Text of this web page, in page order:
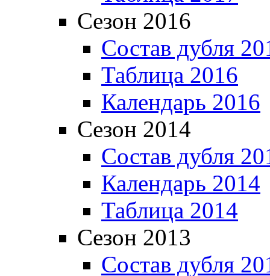
Сезон 2016
Состав дубля
Таблица 2016
Календарь 2016
Сезон 2014
Состав дубля
Календарь 2014
Таблица 2014
Сезон 2013
Состав дубля